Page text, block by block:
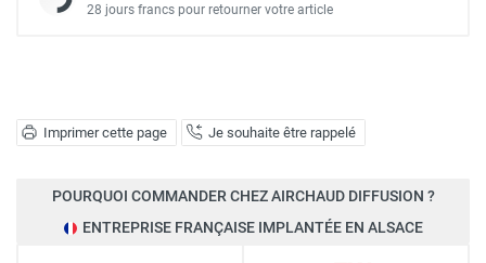
Imprimer cette page Je souhaite être rappelé
28 jours francs pour retourner votre article
POURQUOI COMMANDER CHEZ AIRCHAUD DIFFUSION ?
ENTREPRISE FRANÇAISE IMPLANTÉE EN ALSACE